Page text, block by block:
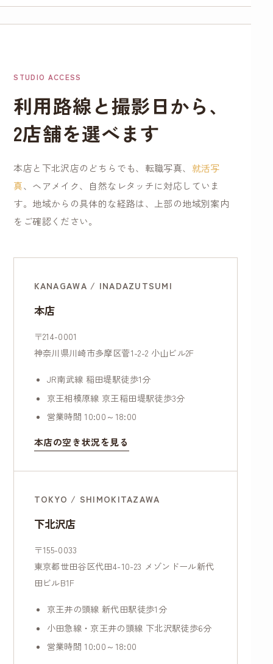
STUDIO ACCESS
利用路線と撮影日から、
2店舗を選べます
本店と下北沢店のどちらでも、転職写真、 就活写
真、ヘアメイク、自然なレタッチに対応していま
す。地域からの具体的な経路は、上部の地域別案内
をご確認ください。
KANAGAWA / INADAZUTSUMI
本店
〒214-0001
神奈川県川崎市多摩区菅1-2-2 小山ビル2F
JR南武線 稲田堤駅徒歩1分
京王相模原線 京王稲田堤駅徒歩3分
営業時間 10:00～18:00
本店の空き状況を見る
TOKYO / SHIMOKITAZAWA
下北沢店
〒155-0033
東京都世田谷区代田4-10-23 メゾンドール新代
田ビルB1F
京王井の頭線 新代田駅徒歩1分
小田急線・京王井の頭線 下北沢駅徒歩6分
営業時間 10:00～18:00